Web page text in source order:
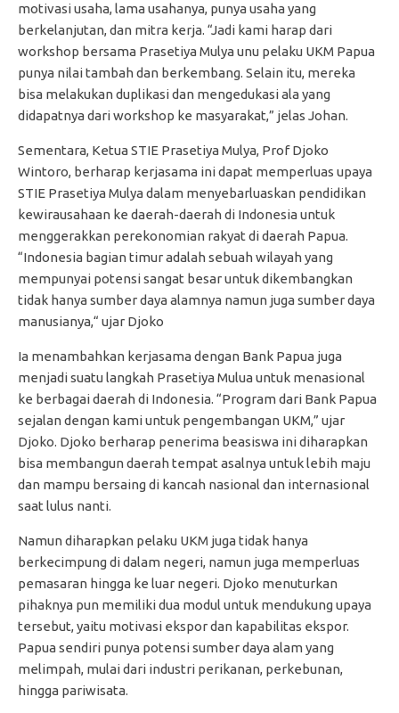
motivasi usaha, lama usahanya, punya usaha yang
berkelanjutan, dan mitra kerja. “Jadi kami harap dari
workshop bersama Prasetiya Mulya unu pelaku UKM Papua
punya nilai tambah dan berkembang. Selain itu, mereka
bisa melakukan duplikasi dan mengedukasi ala yang
didapatnya dari workshop ke masyarakat,” jelas Johan.
Sementara, Ketua STIE Prasetiya Mulya, Prof Djoko
Wintoro, berharap kerjasama ini dapat memperluas upaya
STIE Prasetiya Mulya dalam menyebarluaskan pendidikan
kewirausahaan ke daerah-daerah di Indonesia untuk
menggerakkan perekonomian rakyat di daerah Papua.
“Indonesia bagian timur adalah sebuah wilayah yang
mempunyai potensi sangat besar untuk dikembangkan
tidak hanya sumber daya alamnya namun juga sumber daya
manusianya,“ ujar Djoko
Ia menambahkan kerjasama dengan Bank Papua juga
menjadi suatu langkah Prasetiya Mulua untuk menasional
ke berbagai daerah di Indonesia. “Program dari Bank Papua
sejalan dengan kami untuk pengembangan UKM,” ujar
Djoko. Djoko berharap penerima beasiswa ini diharapkan
bisa membangun daerah tempat asalnya untuk lebih maju
dan mampu bersaing di kancah nasional dan internasional
saat lulus nanti.
Namun diharapkan pelaku UKM juga tidak hanya
berkecimpung di dalam negeri, namun juga memperluas
pemasaran hingga ke luar negeri. Djoko menuturkan
pihaknya pun memiliki dua modul untuk mendukung upaya
tersebut, yaitu motivasi ekspor dan kapabilitas ekspor.
Papua sendiri punya potensi sumber daya alam yang
melimpah, mulai dari industri perikanan, perkebunan,
hingga pariwisata.